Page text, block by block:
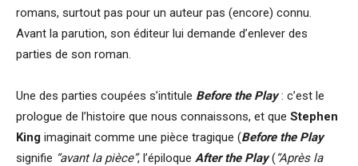
romans, surtout pas pour un auteur pas (encore) connu.
Avant la parution, son éditeur lui demande d’enlever des
parties de son roman.
Une des parties coupées s’intitule Before the Play: c’est le
prologue de l’histoire que nous connaissons, et que Stephen
King imaginait comme une pièce tragique (Before the Play
signifie “avant la pièce”, l’épiloque After the Play(“Après la